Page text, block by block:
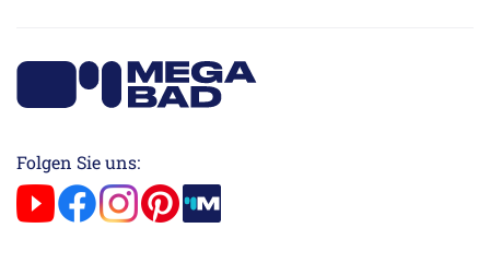
Folgen Sie uns: